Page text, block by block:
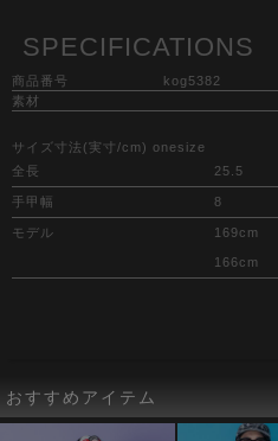
SPECIFICATIONS
商品番号
kog5382
素材
サイズ寸法(実寸/cm) onesize
全長
25.5
手甲幅 8
モデル 169cm
166cm
おすすめアイテム